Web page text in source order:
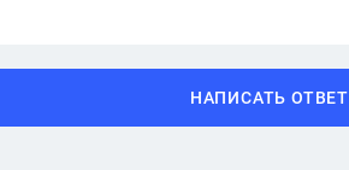
НАПИСАТЬ ОТВЕТ